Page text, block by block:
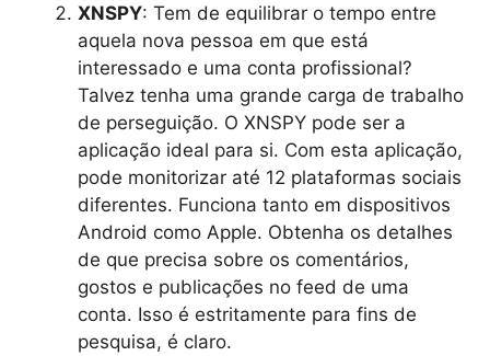
XNSPY: Tem de equilibrar o tempo entre
aquela nova pessoa em que está
interessado e uma conta profissional?
Talvez tenha uma grande carga de trabalho
de perseguição. O XNSPY pode ser a
aplicação ideal para si. Com esta aplicação,
pode monitorizar até 12 plataformas sociais
diferentes. Funciona tanto em dispositivos
Android como Apple. Obtenha os detalhes
de que precisa sobre os comentários,
gostos e publicações no feed de uma
conta. Isso é estritamente para fins de
pesquisa, é claro.